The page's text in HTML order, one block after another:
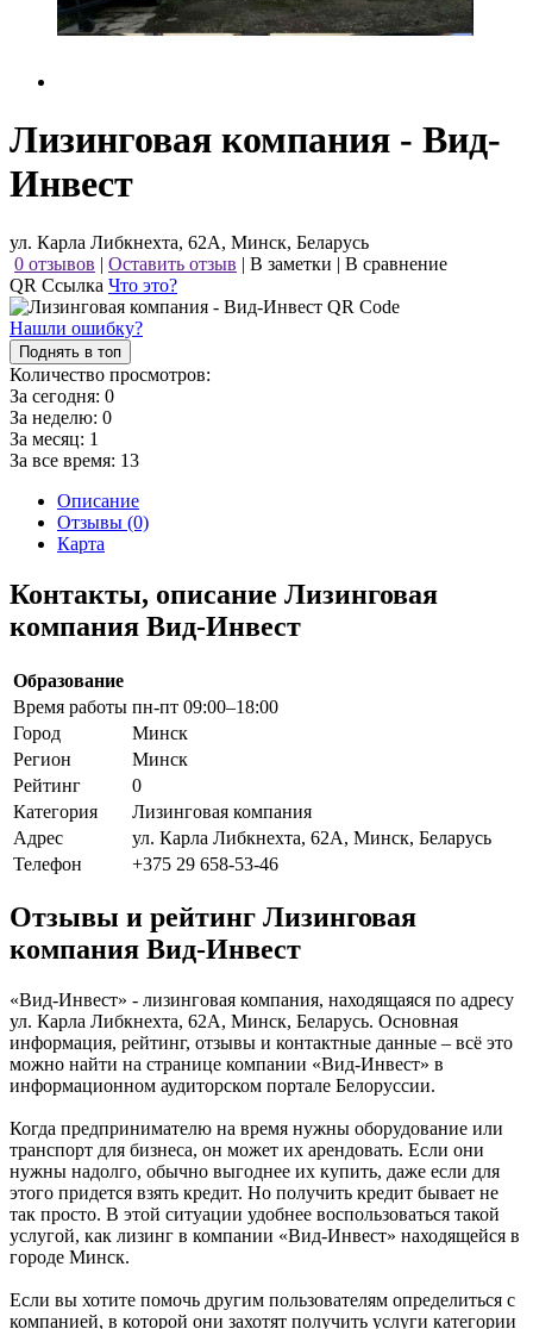
Лизинговая компания - Вид-
Инвест
ул. Карла Либкнехта, 62А, Минск, Беларусь
0 отзывов | Оставить отзыв | В заметки | В сравнение
QR Ссылка Что это?
Нашли ошибку?
Поднять в топ
Количество просмотров:
За сегодня: 0
За неделю: 0
За месяц: 1
За все время: 13
Описание
Отзывы (0)
Карта
Контакты, описание Лизинговая
компания Вид-Инвест
Образование
Время работы пн-пт 09:00–18:00
Город
Минск
Регион
Минск
Рейтинг
0
Категория
Лизинговая компания
Адрес
ул. Карла Либкнехта, 62А, Минск, Беларусь
Телефон
+375 29 658-53-46
Отзывы и рейтинг Лизинговая
компания Вид-Инвест
«Вид-Инвест» - лизинговая компания, находящаяся по адресу
ул. Карла Либкнехта, 62А, Минск, Беларусь. Основная
информация, рейтинг, отзывы и контактные данные – всё это
можно найти на странице компании «Вид-Инвест» в
информационном аудиторском портале Белоруссии.
Когда предпринимателю на время нужны оборудование или
транспорт для бизнеса, он может их арендовать. Если они
нужны надолго, обычно выгоднее их купить, даже если для
этого придется взять кредит. Но получить кредит бывает не
так просто. В этой ситуации удобнее воспользоваться такой
услугой, как лизинг в компании «Вид-Инвест» находящейся в
городе Минск.
Если вы хотите помочь другим пользователям определиться с
компанией, в которой они захотят получить услуги категории